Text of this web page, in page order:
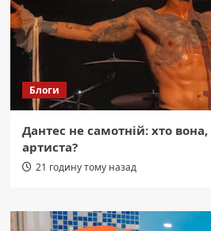
Блоги
Дантес не самотній: хто
артиста?
21 годину тому назад